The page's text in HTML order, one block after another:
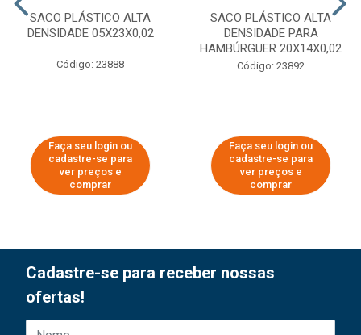
SACO PLÁSTICO ALTA
DENSIDADE 05X23X0,02
Código: 23888
Faça seu login ou
cadastre-se para
ver preços e
comprar
SACO PLÁSTICO ALTA
DENSIDADE PARA
HAMBÚRGUER 20X14X0,02
Código: 23892
Faça seu login ou
cadastre-se para
ver preços e
comprar
Cadastre-se para receber nossas
ofertas!